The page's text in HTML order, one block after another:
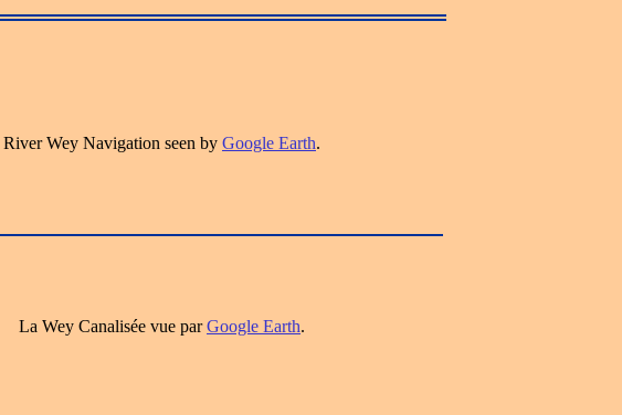
River Wey Navigation seen by Google Earth.
La Wey Canalisée vue parGoogle Earth.